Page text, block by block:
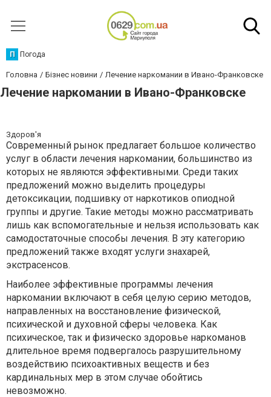
П Погода
Головна Бізнес новини Лечение наркомании в Ивано-Франковске
Лечение наркомании в Ивано-Франковске
Здоров'я
Современный рынок предлагает большое количество
услуг в области лечения наркомании, большинство из
которых не являются эффективными. Среди таких
предложений можно выделить процедуры
детоксикации, подшивку от наркотиков опиодной
группы и другие. Такие методы можно рассматривать
лишь как вспомогательные и нельзя использовать как
самодостаточные способы лечения. В эту категорию
предложений также входят услуги знахарей,
экстрасенсов.
Наиболее эффективные программы лечения
наркомании включают в себя целую серию методов,
направленных на восстановление физической,
психической и духовной сферы человека. Как
психическое, так и физическо здоровье наркоманов
длительное время подвергалось разрушительному
воздействию психоактивных веществ и без
кардинальных мер в этом случае обойтись
невозможно.